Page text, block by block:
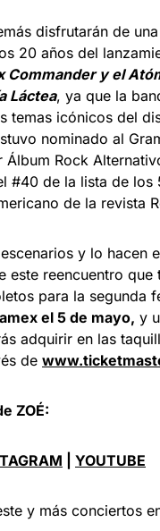
disfrutarán de
20 años del
Commander y el
Láctea, ya que la
temas icónicos del
nominado al
Álbum Rock
#40 de la lista de los
de la revista
y lo hacen
este reencuentro
para la segunda
el 5 de mayo, y
adquirir en las
de
ZOÉ:
YOUTUBE
y más conciertos